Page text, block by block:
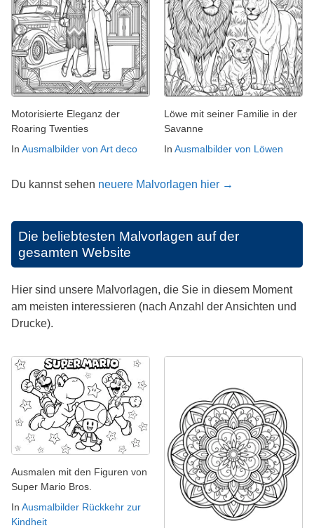
Motorisierte Eleganz der
Roaring Twenties
In Ausmalbilder von Art deco
Löwe mit seiner Familie in der
Savanne
In Ausmalbilder von Löwen
Du kannst sehen neuere Malvorlagen hier →
Die beliebtesten Malvorlagen auf der
gesamten Website
Hier sind unsere Malvorlagen, die Sie in diesem Moment
am meisten interessieren (nach Anzahl der Ansichten und
Drucke).
Ausmalen mit den Figuren von
Super Mario Bros.
In Ausmalbilder Rückkehr zur
Kindheit